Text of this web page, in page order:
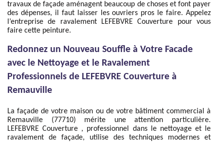
travaux de façade aménagent beaucoup de choses et font payer
des dépenses, il faut laisser les ouvriers pros le faire. Appelez
l’entreprise de ravalement LEFEBVRE Couverture pour vous
faire cette peinture.
Redonnez un Nouveau Souffle à Votre Facade
avec le Nettoyage et le Ravalement
Professionnels de LEFEBVRE Couverture à
Remauville
La façade de votre maison ou de votre bâtiment commercial à
Remauville (77710) mérite une attention particulière.
LEFEBVRE Couverture , professionnel dans le nettoyage et le
ravalement de façade, utilise des techniques modernes et